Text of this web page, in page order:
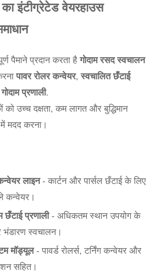
इंटीग्रेटेड वेयरहाउस
पैमाने प्रदान करता हैगोदाम रसद स्वचालन
पावर रोलर कन्वेयर,स्वचालित छँटाई
प्रणाली.
को उच्च दक्षता, कम लागत और बुद्धिमान
मदद करना।
लाइन- कार्टन और पार्सल छँटाई के लिए
कन्वेयर।
छँटाई प्रणाली- अधिकतम स्थान उपयोग के
भंडारण स्वचालन।
मॉड्यूल- पावर्ड रोलर्स, टर्निंग कन्वेयर और
सहित।